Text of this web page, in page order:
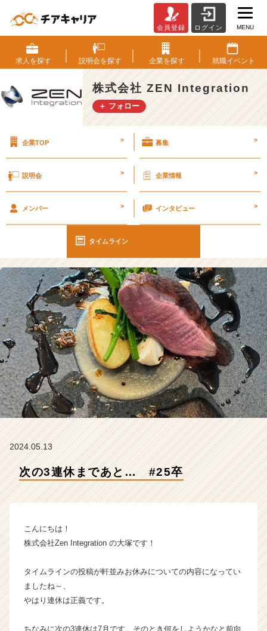
の
3
連
休
ま
で
2
【株
Z
E
N
I
n
t
e
g
r
a
t
i
o
n
の
ラ
イ
チ
ー・
長
会員登録 ログイン MENU
求人を探す 説明会を探す 企業を探す 就職イベント
株式会社 ZEN Integration
＋ フォロー
企業TOP > 募集 >
説明会 > 企業情報 >
メンバー > インタビュー >
タイムライン
2024.05.13
次の3連休まであと… #25卒
こんにちは！
株式会社Zen Integration の大塚です！
タイムラインの投稿が軒並みお休みについての内容になってい
ましたね～、
やはり連休は正義です。
ちなみに次の3連休は7月です、そのとき何をしようかなと前向